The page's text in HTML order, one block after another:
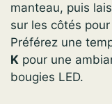
manteau, puis
sur les côtés
Préférez une
K pour une
bougies LED.